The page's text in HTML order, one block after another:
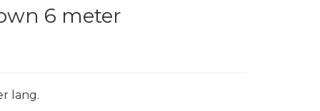
6 meter
lang.